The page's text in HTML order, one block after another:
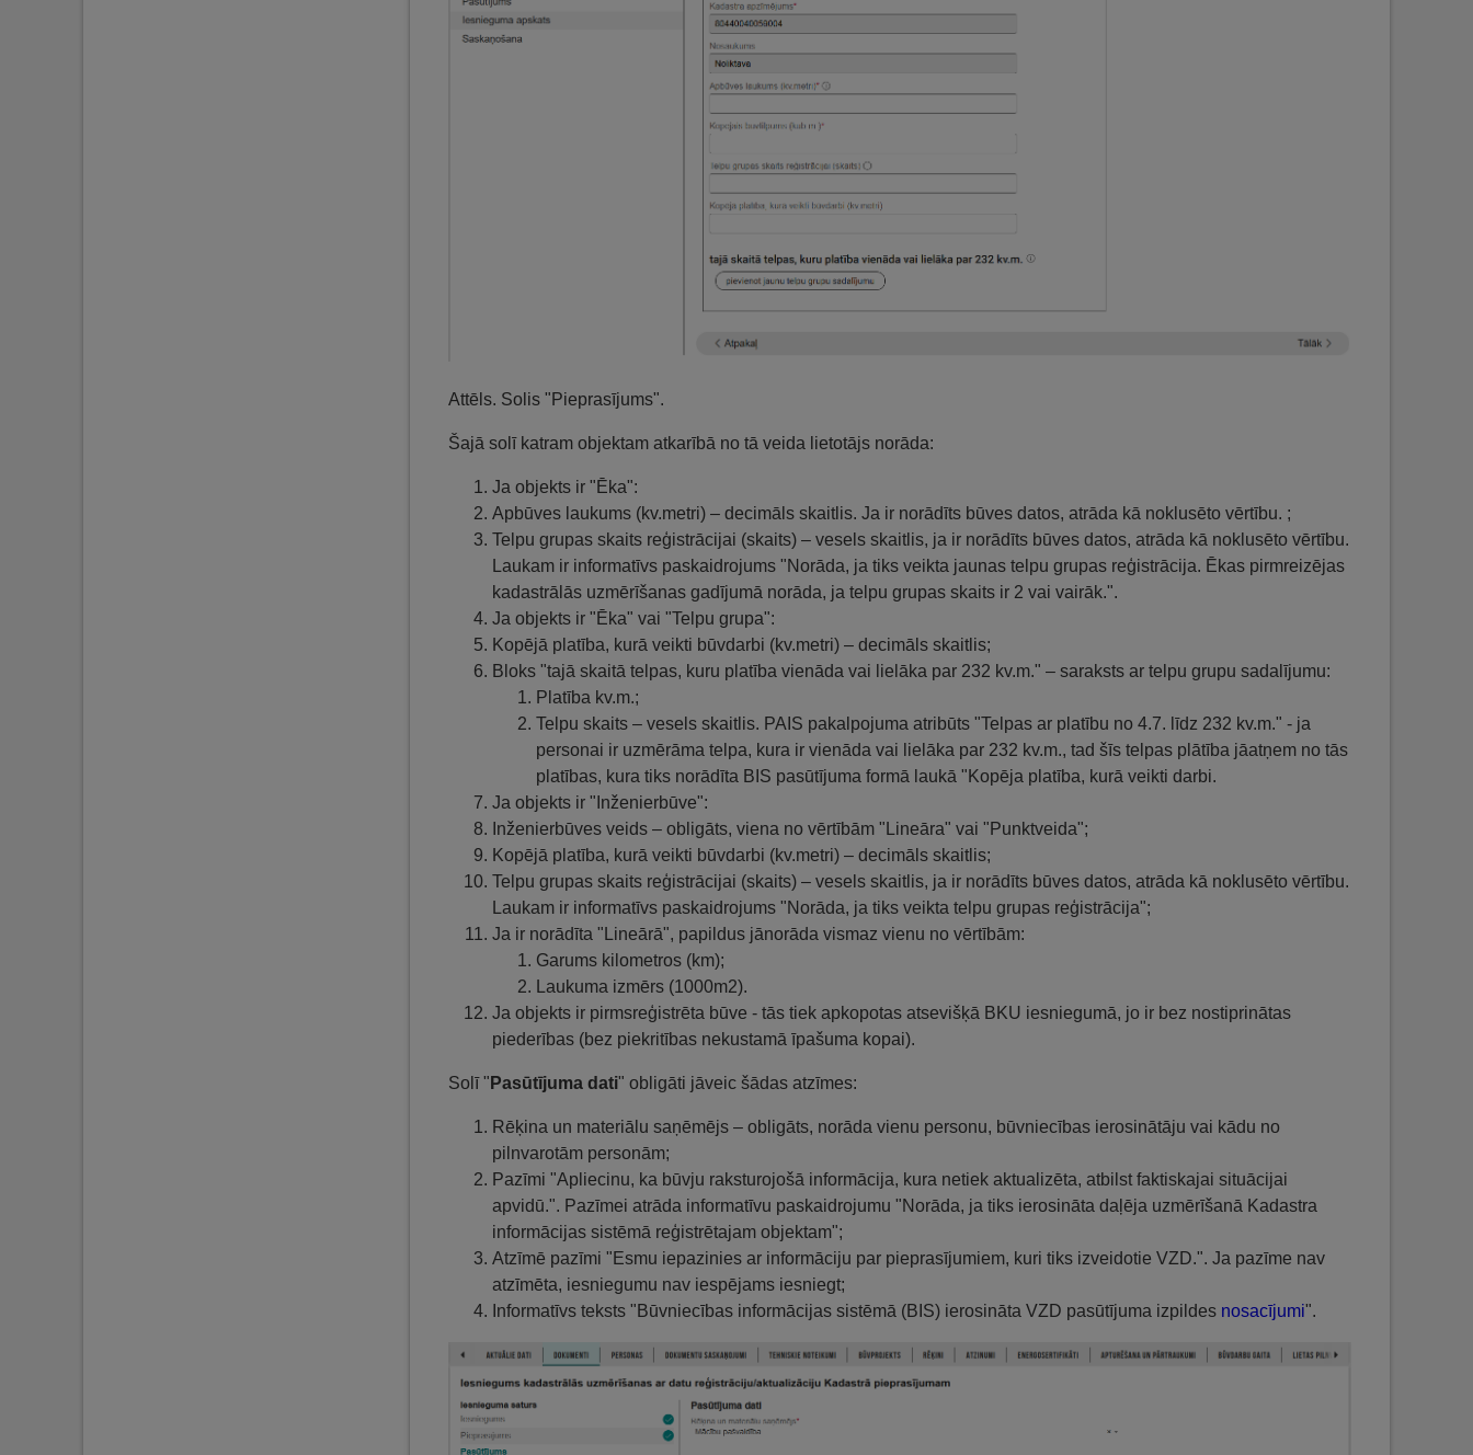
Attēls. Solis "Pieprasījums".
Šajā solī katram objektam atkarībā no tā veida lietotājs norāda:
Ja objekts ir "Ēka":
Apbūves laukums (kv.metri) – decimāls skaitlis. Ja ir norādīts būves datos, atrāda kā noklusēto vērtību. ;
Telpu grupas skaits reģistrācijai (skaits) – vesels skaitlis, ja ir norādīts būves datos, atrāda kā noklusēto vērtību.
Laukam ir informatīvs paskaidrojums "Norāda, ja tiks veikta jaunas telpu grupas reģistrācija. Ēkas pirmreizējas
kadastrālās uzmērīšanas gadījumā norāda, ja telpu grupas skaits ir 2 vai vairāk.".
Ja objekts ir "Ēka" vai "Telpu grupa":
Kopējā platība, kurā veikti būvdarbi (kv.metri) – decimāls skaitlis;
Bloks "tajā skaitā telpas, kuru platība vienāda vai lielāka par 232 kv.m." – saraksts ar telpu grupu sadalījumu:
Platība kv.m.;
Telpu skaits – vesels skaitlis. PAIS pakalpojuma atribūts "Telpas ar platību no 4.7. līdz 232 kv.m." - ja
personai ir uzmērāma telpa, kura ir vienāda vai lielāka par 232 kv.m., tad šīs telpas plātība jāatņem no tās
platības, kura tiks norādīta BIS pasūtījuma formā laukā "Kopēja platība, kurā veikti darbi.
Ja objekts ir "Inženierbūve":
Inženierbūves veids – obligāts, viena no vērtībām "Lineāra" vai "Punktveida";
Kopējā platība, kurā veikti būvdarbi (kv.metri) – decimāls skaitlis;
Telpu grupas skaits reģistrācijai (skaits) – vesels skaitlis, ja ir norādīts būves datos, atrāda kā noklusēto vērtību.
Laukam ir informatīvs paskaidrojums "Norāda, ja tiks veikta telpu grupas reģistrācija";
Ja ir norādīta "Lineārā", papildus jānorāda vismaz vienu no vērtībām:
Garums kilometros (km);
Laukuma izmērs (1000m2).
Ja objekts ir pirmsreģistrēta būve - tās tiek apkopotas atsevišķā BKU iesniegumā, jo ir bez nostiprinātas
piederības (bez piekritības nekustamā īpašuma kopai).
Solī " Pasūtījuma dati" obligāti jāveic šādas atzīmes:
Rēķina un materiālu saņēmējs – obligāts, norāda vienu personu, būvniecības ierosinātāju vai kādu no
pilnvarotām personām;
Pazīmi "Apliecinu, ka būvju raksturojošā informācija, kura netiek aktualizēta, atbilst faktiskajai situācijai
apvidū.". Pazīmei atrāda informatīvu paskaidrojumu "Norāda, ja tiks ierosināta daļēja uzmērīšanā Kadastra
informācijas sistēmā reģistrētajam objektam";
Atzīmē pazīmi "Esmu iepazinies ar informāciju par pieprasījumiem, kuri tiks izveidotie VZD.". Ja pazīme nav
atzīmēta, iesniegumu nav iespējams iesniegt;
Informatīvs teksts "Būvniecības informācijas sistēmā (BIS) ierosināta VZD pasūtījuma izpildes nosacījumi".